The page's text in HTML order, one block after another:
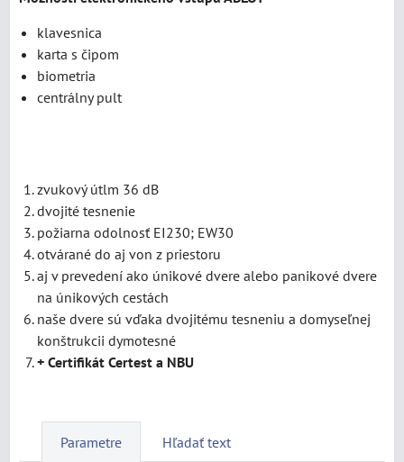
klavesnica
karta s čipom
biometria
centrálny pult
zvukový útlm 36 dB
dvojité tesnenie
požiarna odolnosť EI230; EW30
otvárané do aj von z priestoru
aj v prevedení ako únikové dvere alebo panikové dvere
na únikových cestách
naše dvere sú vďaka dvojitému tesneniu a domyseľnej
konštrukcii dymotesné
+ Certifikát Certest a NBU
Parametre Hľadať text